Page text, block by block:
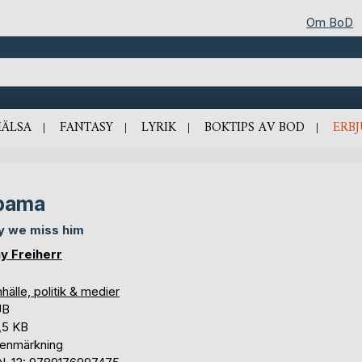
Om BoD
FANTASY LYRIK BOKTIPS AV BOD
we miss him
Freiherr
politik & medier
KB